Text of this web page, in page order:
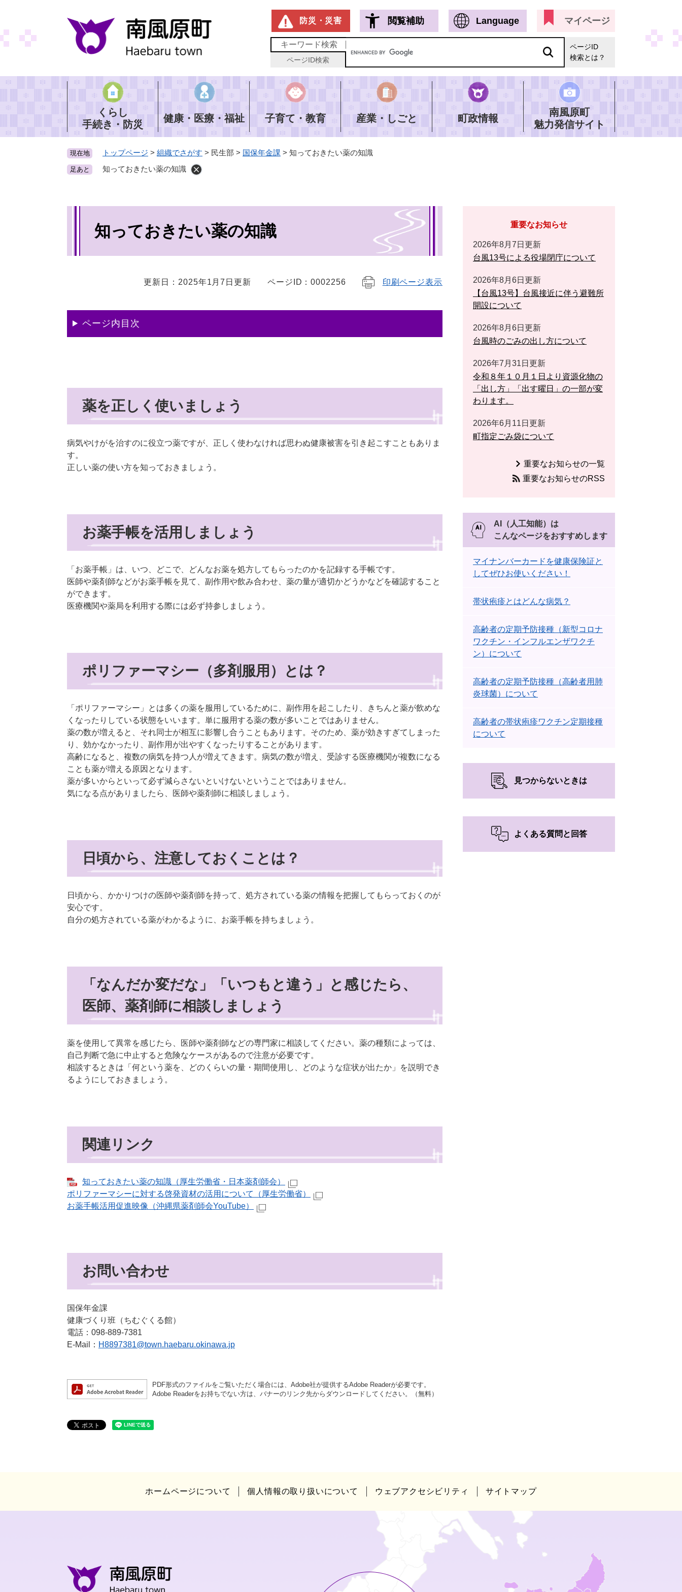
ジ
の
で
す
。
防災・災害 閲覧補助 Language マイページ
キーワード検索
ページID検索
ページID
検索とは？
くらし
手続き・防災
健康・医療・福祉 子育て・教育 産業・しごと 町政情報
南風原町
魅力発信サイト
現在地 トップページ > 組織でさがす > 民生部 > 国保年金課 > 知っておきたい薬の知識
足あと 知っておきたい薬の知識
知っておきたい薬の知識
更新日：2025年1月7日更新 ページID：0002256 印刷ページ表示
ページ内目次
薬を正しく使いましょう
病気やけがを治すのに役立つ薬ですが、正しく使わなければ思わぬ健康被害を引き起こすこともありま
す。
正しい薬の使い方を知っておきましょう。
お薬手帳を活用しましょう
「お薬手帳」は、いつ、どこで、どんなお薬を処方してもらったのかを記録する手帳です。
医師や薬剤師などがお薬手帳を見て、副作用や飲み合わせ、薬の量が適切かどうかなどを確認すること
ができます。
医療機関や薬局を利用する際には必ず持参しましょう。
ポリファーマシー（多剤服用）とは？
「ポリファーマシー」とは多くの薬を服用しているために、副作用を起こしたり、きちんと薬が飲めな
くなったりしている状態をいいます。単に服用する薬の数が多いことではありません。
薬の数が増えると、それ同士が相互に影響し合うこともあります。そのため、薬が効きすぎてしまった
り、効かなかったり、副作用が出やすくなったりすることがあります。
高齢になると、複数の病気を持つ人が増えてきます。病気の数が増え、受診する医療機関が複数になる
ことも薬が増える原因となります。
薬が多いからといって必ず減らさないといけないということではありません。
気になる点がありましたら、医師や薬剤師に相談しましょう。
日頃から、注意しておくことは？
日頃から、かかりつけの医師や薬剤師を持って、処方されている薬の情報を把握してもらっておくのが
安心です。
自分の処方されている薬がわかるように、お薬手帳を持ちましょう。
「なんだか変だな」「いつもと違う」と感じたら、
医師、薬剤師に相談しましょう
薬を使用して異常を感じたら、医師や薬剤師などの専門家に相談してください。薬の種類によっては、
自己判断で急に中止すると危険なケースがあるので注意が必要です。
相談するときは「何という薬を、どのくらいの量・期間使用し、どのような症状が出たか」を説明でき
るようにしておきましょう。
関連リンク
知っておきたい薬の知識（厚生労働省・日本薬剤師会）
ポリファーマシーに対する啓発資材の活用について（厚生労働省）
お薬手帳活用促進映像（沖縄県薬剤師会YouTube）
お問い合わせ
国保年金課
健康づくり班（ちむぐくる館）
電話：098-889-7381
E-Mail： H8897381@town.haebaru.okinawa.jp
PDF形式のファイルをご覧いただく場合には、Adobe社が提供するAdobe Readerが必要です。
Adobe Readerをお持ちでない方は、バナーのリンク先からダウンロードしてください。（無料）
重要なお知らせ
2026年8月7日更新
台風13号による役場閉庁について
2026年8月6日更新
【台風13号】台風接近に伴う避難所
開設について
2026年8月6日更新
台風時のごみの出し方について
2026年7月31日更新
令和８年１０月１日より資源化物の
「出し方」「出す曜日」の一部が変
わります。
2026年6月11日更新
町指定ごみ袋について
重要なお知らせの一覧
重要なお知らせのRSS
AI（人工知能）は
こんなページをおすすめします
マイナンバーカードを健康保険証と
してぜひお使いください！
帯状疱疹とはどんな病気？
高齢者の定期予防接種（新型コロナ
ワクチン・インフルエンザワクチ
ン）について
高齢者の定期予防接種（高齢者用肺
炎球菌）について
高齢者の帯状疱疹ワクチン定期接種
について
見つからないときは
よくある質問と回答
ホームページについて 個人情報の取り扱いについて ウェブアクセシビリティ サイトマップ